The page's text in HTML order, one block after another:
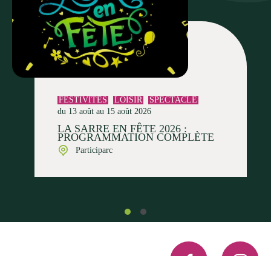
FESTIVITÉS LOISIR
SPECTACLE
du 13 août au 15 août 2026
LA SARRE EN FÊTE 2026 :
PROGRAMMATION COMPLÈTE
Participarc
Facebook